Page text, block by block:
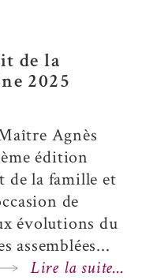
de la
2025
Agnès
édition
de la famille et
de
évolutions du
assemblées...
Lire la suite...